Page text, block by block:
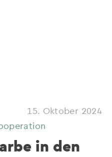
15. Oktober 2024
in den